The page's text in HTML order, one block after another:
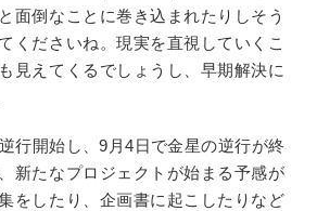
面倒なことに巻き込まれたりしそう
くださいね。現実を直視していくこ
見えてくるでしょうし、早期解決に
行開始し、9月4日で金星の逆行が終
新たなプロジェクトが始まる予感が
をしたり、企画書に起こしたりなど